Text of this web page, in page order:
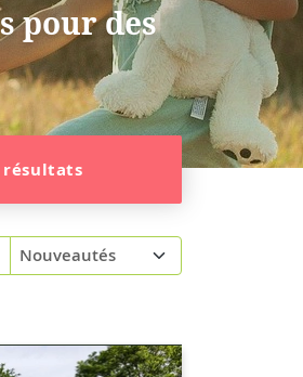
pour des
résultats